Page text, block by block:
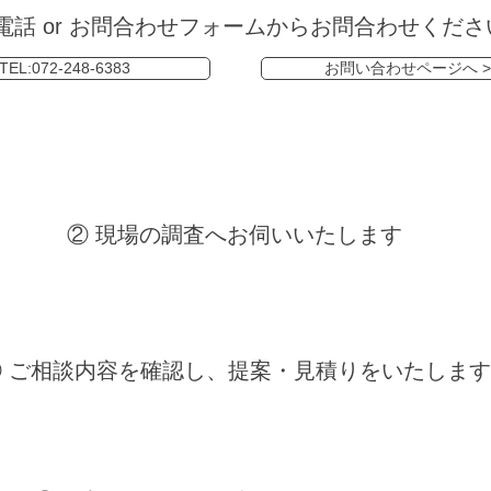
or お問合わせフォームからお問合わせくださ
248-6383 お問い合わせページへ >
② 現場の調査へお伺いいたします
相談内容を確認し、提案・見積りをいたします